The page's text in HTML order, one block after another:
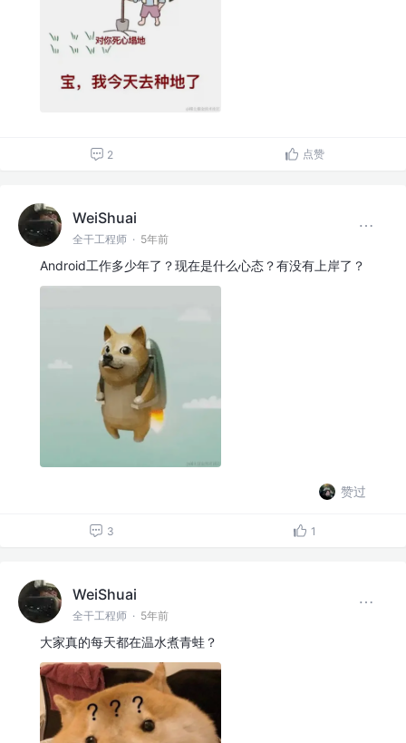
2 点赞
WeiShuai
全干工程师 · 5年前
Android工作多少年了？现在是什么心态？有没有上岸了？
赞过
3 1
WeiShuai
全干工程师 · 5年前
大家真的每天都在温水煮青蛙？